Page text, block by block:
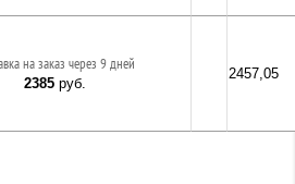
на заказ через 9 дней
2385 руб.
2457,05